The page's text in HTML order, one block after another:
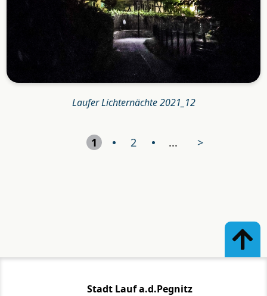
Laufer Lichternächte 2021_12
1 2 ... >
Stadt Lauf a.d.Pegnitz